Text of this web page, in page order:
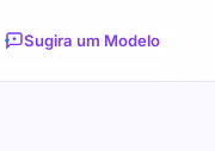
Sugira um Modelo